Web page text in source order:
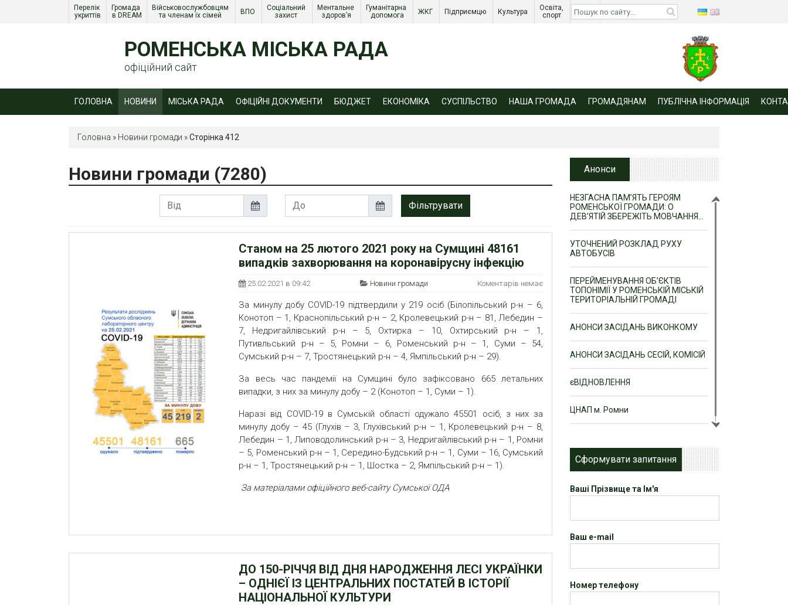
Перелік
укриттів
Громада
в DREAM
Військовослужбовцям
та членам їх сімей
ВПО
Соціальний
захист
Ментальне
здоров’я
Гуманітарна
допомога
ЖКГ Підприємцю Культура
Освіта,
спорт
Діти
війни
РОМЕНСЬКА МІСЬКА РАДА
офіційний сайт
ГОЛОВНА НОВИНИ МІСЬКА РАДА ОФІЦІЙНІ ДОКУМЕНТИ БЮДЖЕТ ЕКОНОМІКА СУСПІЛЬСТВО НАША ГРОМАДА ГРОМАДЯНАМ ПУБЛІЧНА ІНФОРМАЦІЯ
Головна » Новини громади »Сторінка 412
Новини громади (7280)
Станом на 25 лютого 2021 року на Сумщині 48161
випадків захворювання на коронавірусну інфекцію
25.02.2021 в 09:42 Новини громади Коментарів немає
За минулу добу COVID-19 підтвердили у 219 осіб (Білопільський р-н – 6,
Конотоп – 1, Краснопільський р-н – 2, Кролевецький р-н – 81, Лебедин –
7, Недригайлівський р-н – 5, Охтирка – 10, Охтирський р-н – 1,
Путивльський р-н – 5, Ромни – 6, Роменський р-н – 1, Суми – 54,
Сумський р-н – 7, Тростянецький р-н – 4, Ямпільський р-н – 29).
За весь час пандемії на Сумщині було зафіксовано 665 летальних
випадки, з них за минулу добу – 2 (Конотоп – 1, Суми – 1).
Наразі від COVID-19 в Сумській області одужало 45501 осіб, з них за
минулу добу – 45 (Глухів – 3, Глухівський р-н – 1, Кролевецький р-н – 8,
Лебедин – 1, Липоводолинський р-н – 3, Недригайлівський р-н – 1, Ромни
– 5, Роменський р-н – 1, Середино-Будський р-н – 1, Суми – 16, Сумський
р-н – 1, Тростянецький р-н – 1, Шостка – 2, Ямпільський р-н – 1).
За матеріалами офіційного веб-сайту Сумської ОДА
ДО 150-РІЧЧЯ ВІД ДНЯ НАРОДЖЕННЯ ЛЕСІ УКРАЇНКИ
– ОДНІЄЇ ІЗ ЦЕНТРАЛЬНИХ ПОСТАТЕЙ В ІСТОРІЇ
НАЦІОНАЛЬНОЇ КУЛЬТУРИ
Анонси
НЕЗГАСНА ПАМ’ЯТЬ ГЕРОЯМ
РОМЕНСЬКОЇ ГРОМАДИ: О
ДЕВ’ЯТІЙ ЗБЕРЕЖІТЬ МОВЧАННЯ…
УТОЧНЕНИЙ РОЗКЛАД РУХУ
АВТОБУСІВ
ПЕРЕЙМЕНУВАННЯ ОБ’ЄКТІВ
ТОПОНІМІЇ У РОМЕНСЬКІЙ МІСЬКІЙ
ТЕРИТОРІАЛЬНІЙ ГРОМАДІ
АНОНСИ ЗАСІДАНЬ ВИКОНКОМУ
АНОНСИ ЗАСІДАНЬ СЕСІЙ, КОМІСІЙ
єВІДНОВЛЕННЯ
ЦНАП м. Ромни
Сформувати запитання
Ваші Прізвище та Ім'я
Ваш e-mail
Номер телефону